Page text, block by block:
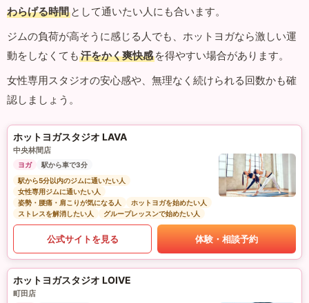
わらげる時間 として通いたい人にも合います。
ジムの負荷が高そうに感じる人でも、ホットヨガなら激しい運
動をしなくても 汗をかく爽快感 を得やすい場合があります。
女性専用スタジオの安心感や、無理なく続けられる回数かも確
認しましょう。
ホットヨガスタジオ LAVA
中央林間店
ヨガ
駅から車で3分
駅から5分以内のジムに通いたい人
女性専用ジムに通いたい人
姿勢・腰痛・肩こりが気になる人
ホットヨガを始めたい人
ストレスを解消したい人
グループレッスンで始めたい人
公式サイトを見る 体験・相談予約
ホットヨガスタジオ LOIVE
町田店